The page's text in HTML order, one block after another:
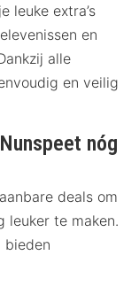
leuke extra’s
en
alle
en veilig
nóg
deals om
leuker te maken.
bieden